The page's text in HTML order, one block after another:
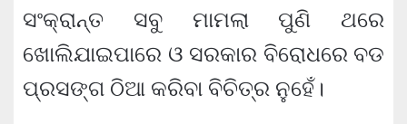
ସଂକ୍ରାନ୍ତ ସବୁ ମାମଲା ପୁଣି ଥରେ
ଖୋଲିଯାଇପାରେ ଓ ସରକାର ବିରୋଧରେ ବଡ
ପ୍ରସଙ୍ଗ ଠିଆ କରିବା ବିଚିତ୍ର ନୁହେଁ।